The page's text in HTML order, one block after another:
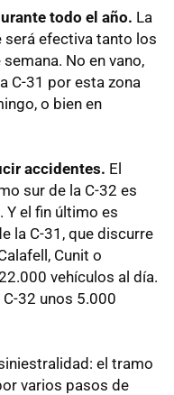
todo el año. La
será efectiva tanto los
No en vano,
C-31 por esta zona
o bien en
accidentes. El
sur de la C-32 es
Y el fin último es
la C-31, que discurre
Cunit o
vehículos al día.
32 unos 5.000
el tramo
varios pasos de